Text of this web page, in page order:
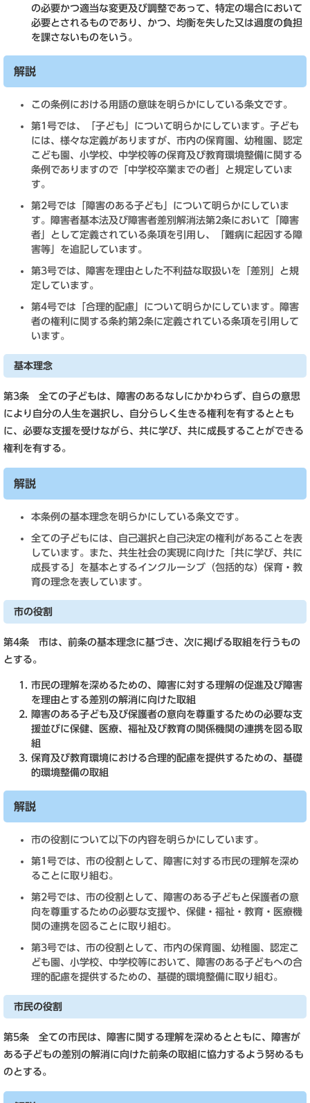
の必要かつ適当な変更及び調整であって、特定の場合において
必要とされるものであり、かつ、均衡を失した又は過度の負担
を課さないものをいう。
解説
この条例における用語の意味を明らかにしている条文です。
第1号では、「子ども」について明らかにしています。子ども
には、様々な定義がありますが、市内の保育園、幼稚園、認定
こども園、小学校、中学校等の保育及び教育環境整備に関する
条例でありますので「中学校卒業までの者」と規定していま
す。
第2号では「障害のある子ども」について明らかにしていま
す。障害者基本法及び障害者差別解消法第2条において「障害
者」として定義されている条項を引用し、「難病に起因する障
害等」を追記しています。
第3号では、障害を理由とした不利益な取扱いを「差別」と規
定しています。
第4号では「合理的配慮」について明らかにしています。障害
者の権利に関する条約第2条に定義されている条項を引用して
います。
基本理念
第3条 全ての子どもは、障害のあるなしにかかわらず、自らの意思
により自分の人生を選択し、自分らしく生きる権利を有するととも
に、必要な支援を受けながら、共に学び、共に成長することができる
権利を有する。
解説
本条例の基本理念を明らかにしている条文です。
全ての子どもには、自己選択と自己決定の権利があることを表
しています。また、共生社会の実現に向けた「共に学び、共に
成長する」を基本とするインクルーシブ（包括的な）保育・教
育の理念を表しています。
市の役割
第4条 市は、前条の基本理念に基づき、次に掲げる取組を行うもの
とする。
市民の理解を深めるための、障害に対する理解の促進及び障害
を理由とする差別の解消に向けた取組
障害のある子ども及び保護者の意向を尊重するための必要な支
援並びに保健、医療、福祉及び教育の関係機関の連携を図る取
組
保育及び教育環境における合理的配慮を提供するための、基礎
的環境整備の取組
解説
市の役割について以下の内容を明らかにしています。
第1号では、市の役割として、障害に対する市民の理解を深め
ることに取り組む。
第2号では、市の役割として、障害のある子どもと保護者の意
向を尊重するための必要な支援や、保健・福祉・教育・医療機
関の連携を図ることに取り組む。
第3号では、市の役割として、市内の保育園、幼稚園、認定こ
ども園、小学校、中学校等において、障害のある子どもへの合
理的配慮を提供するための、基礎的環境整備に取り組む。
市民の役割
第5条 全ての市民は、障害に関する理解を深めるとともに、障害が
ある子どもの差別の解消に向けた前条の取組に協力するよう努めるも
のとする。